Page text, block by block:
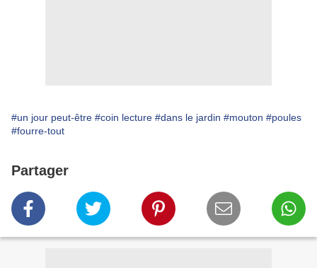
#un jour peut-être #coin lecture #dans le jardin #mouton #poules
#fourre-tout
Partager